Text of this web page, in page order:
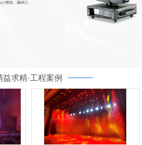
益求精·工程案例